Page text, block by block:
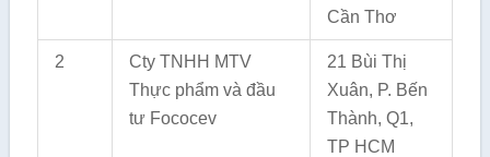
Cần Thơ
2
Cty TNHH MTV
Thực phẩm và đầu
tư Fococev
21 Bùi Thị
Xuân, P. Bến
Thành, Q1,
TP HCM